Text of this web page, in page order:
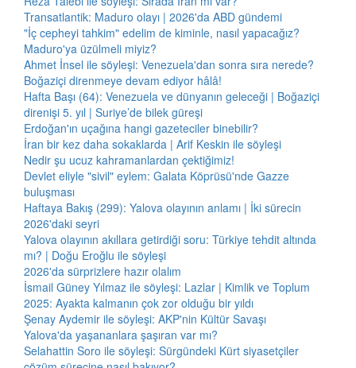
Transatlantik: Maduro olayı | 2026'da ABD gündemi
"İç cepheyi tahkim" edelim de kiminle, nasıl yapacağız?
Maduro'ya üzülmeli miyiz?
Ahmet İnsel ile söyleşi: Venezuela'dan sonra sıra nerede?
Boğaziçi direnmeye devam ediyor hâlâ!
Hafta Başı (64): Venezuela ve dünyanın geleceği | Boğaziçi
direnişi 5. yıl | Suriye’de bilek güreşi
Erdoğan'ın uçağına hangi gazeteciler binebilir?
İran bir kez daha sokaklarda | Arif Keskin ile söyleşi
Nedir şu ucuz kahramanlardan çektiğimiz!
Devlet eliyle "sivil" eylem: Galata Köprüsü'nde Gazze
buluşması
Haftaya Bakış (299): Yalova olayının anlamı | İki sürecin
2026'daki seyri
Yalova olayının akıllara getirdiği soru: Türkiye tehdit altında
mı? | Doğu Eroğlu ile söyleşi
2026'da sürprizlere hazır olalım
İsmail Güney Yılmaz ile söyleşi: Lazlar | Kimlik ve Toplum
2025: Ayakta kalmanın çok zor olduğu bir yıldı
Şenay Aydemir ile söyleşi: AKP'nin Kültür Savaşı
Yalova'da yaşananlara şaşıran var mı?
Selahattin Soro ile söyleşi: Sürgündeki Kürt siyasetçiler